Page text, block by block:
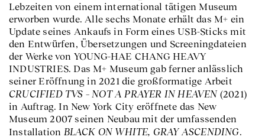
Lebzeiten von einem international tätigen Museum
erworben wurde. Alle sechs Monate erhält das M+ ein
Update seines Ankaufs in Form eines USB-Sticks mit
den Entwürfen, Übersetzungen und Screeningdateien
der Werke von YOUNG-HAE CHANG HEAVY
INDUSTRIES. Das M+ Museum gab ferner anlässlich
seiner Eröffnung in 2021 die großformatige Arbeit
CRUCIFIED TVS – NOT A PRAYER IN HEAVEN(2021)
in Auftrag. In New York City eröffnete das New
Museum 2007 seinen Neubau mit der umfassenden
Installation BLACK ON WHITE, GRAY ASCENDING.